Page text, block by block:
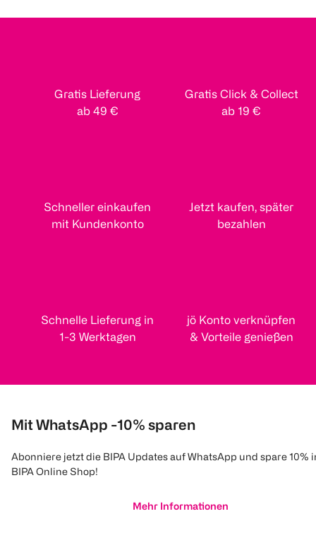
Gratis Lieferung
ab 49 €
Gratis Click & Collect
ab 19 €
Schneller einkaufen
mit Kundenkonto
Jetzt kaufen, später
bezahlen
Schnelle Lieferung in
1-3 Werktagen
jö Konto verknüpfen
& Vorteile genießen
Mit WhatsApp -10% sparen
Abonniere jetzt die BIPA Updates auf WhatsApp und spare 10%
BIPA Online Shop!
Mehr Informationen